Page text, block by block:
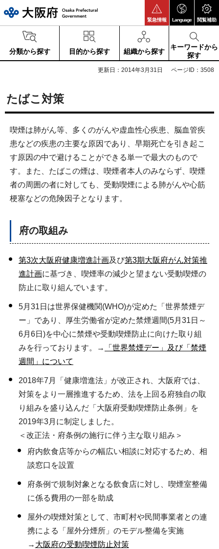
緊急情報 Language 閲覧補助
分類から探す 目的から探す 組織から探す
キーワードから
探す
更新日：2014年3月31日 ページID：3508
たばこ対策
喫煙は肺がん等、多くのがんや虚血性心疾患、脳血管疾
患などの疾患の主要な原因であり、早期死亡を引き起こ
す原因の中で避けることができる単一で最大のもので
す。また、たばこの煙は、喫煙者本人のみならず、喫煙
者の周囲の者に対しても、受動喫煙による肺がんや心筋
梗塞などの危険因子となります。
府の取組み
第3次大阪府健康増進計画及び第3期大阪府がん対策推
進計画に基づき、喫煙率の減少と望まない受動喫煙の
防止に取り組んでいます。
5月31日は世界保健機関(WHO)が定めた「世界禁煙デ
ー」であり、厚生労働省が定めた禁煙週間(5月31日～
6月6日)を中心に禁煙や受動喫煙防止に向けた取り組
みを行っております。→
「世界禁煙デー」及び「禁煙
週間」について
2018年7月「健康増進法」が改正され、大阪府では、
対策をより一層推進するため、法を上回る府独自の取
り組みを盛り込んだ「大阪府受動喫煙防止条例」を
2019年3月に制定しました。
＜改正法・府条例の施行に伴う主な取り組み＞
府内飲食店等からの幅広い相談に対応するため、相
談窓口を設置
府条例で規制対象となる飲食店に対し、喫煙室整備
に係る費用の一部を助成
屋外の喫煙対策として、市町村や民間事業者との連
携による「屋外分煙所」のモデル整備を実施
→ 大阪府の受動喫煙防止対策